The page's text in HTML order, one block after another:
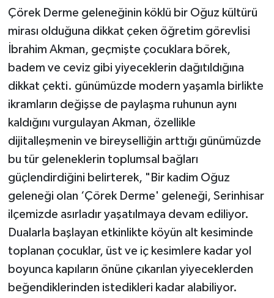
Çörek Derme geleneğinin köklü bir Oğuz kültürü
mirası olduğuna dikkat çeken öğretim görevlisi
İbrahim Akman, geçmişte çocuklara börek,
badem ve ceviz gibi yiyeceklerin dağıtıldığına
dikkat çekti. günümüzde modern yaşamla birlikte
ikramların değişse de paylaşma ruhunun aynı
kaldığını vurgulayan Akman, özellikle
dijitalleşmenin ve bireyselliğin arttığı günümüzde
bu tür geleneklerin toplumsal bağları
güçlendirdiğini belirterek, "Bir kadim Oğuz
geleneği olan ‘Çörek Derme' geleneği, Serinhisar
ilçemizde asırladır yaşatılmaya devam ediliyor.
Dualarla başlayan etkinlikte köyün alt kesiminde
toplanan çocuklar, üst ve iç kesimlere kadar yol
boyunca kapıların önüne çıkarılan yiyeceklerden
beğendiklerinden istedikleri kadar alabiliyor.